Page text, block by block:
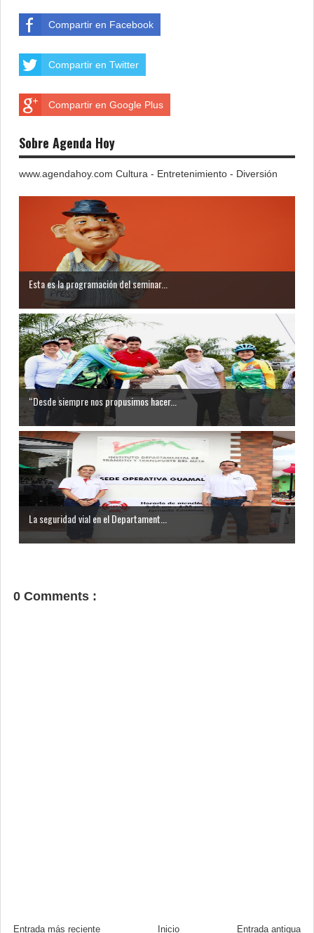
Compartir en Facebook
Compartir en Twitter
Compartir en Google Plus
Sobre Agenda Hoy
www.agendahoy.com Cultura - Entretenimiento - Diversión
Esta es la programación del seminar...
“Desde siempre nos propusimos hacer...
La seguridad vial en el Departament...
0 Comments :
Entrada más reciente Entrada antigua
Inicio